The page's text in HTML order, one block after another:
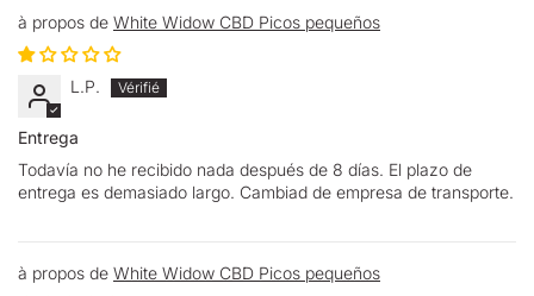
White Widow CBD Picos pequeños
L.P.
Entrega
Todavía no he recibido nada después de 8 días. El plazo de
entrega es demasiado largo. Cambiad de empresa de transporte.
White Widow CBD Picos pequeños